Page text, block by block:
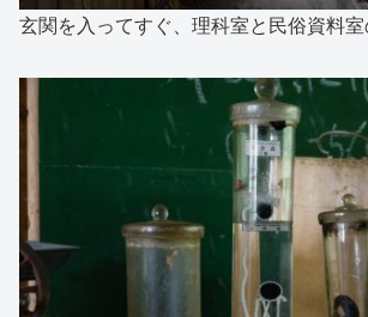
玄関を入ってすぐ、理科室と民俗資料室